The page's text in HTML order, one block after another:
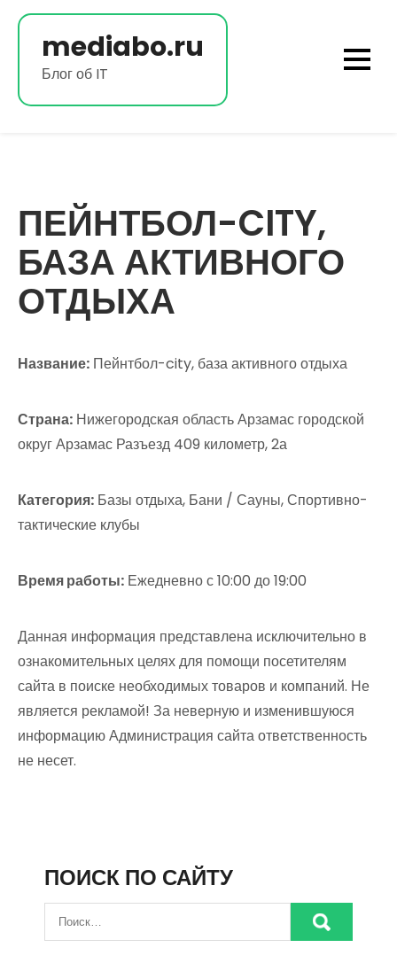
Перейти
содержимомуmediabo.ru
Блог об IT
ПЕЙНТБОЛ-CITY,
БАЗА АКТИВНОГО
ОТДЫХА
Название: Пейнтбол-city, база активного отдыха
Страна: Нижегородская область Арзамас городской
округ Арзамас Разъезд 409 километр, 2а
Категория: Базы отдыха, Бани / Сауны, Спортивно-
тактические клубы
Время работы: Ежедневно с 10:00 до 19:00
Данная информация представлена исключительно в
ознакомительных целях для помощи посетителям
сайта в поиске необходимых товаров и компаний. Не
является рекламой! За неверную и изменившуюся
информацию Администрация сайта ответственность
не несет.
ПОИСК ПО САЙТУ